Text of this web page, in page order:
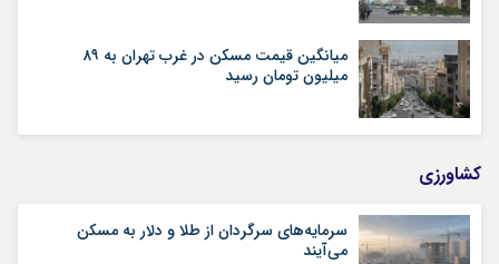
میانگین قیمت مسکن در غرب تهران به ۸۹
میلیون تومان رسید
کشاورزی
سرمایه‌های سرگردان از طلا و دلار به مسکن
می‌آیند